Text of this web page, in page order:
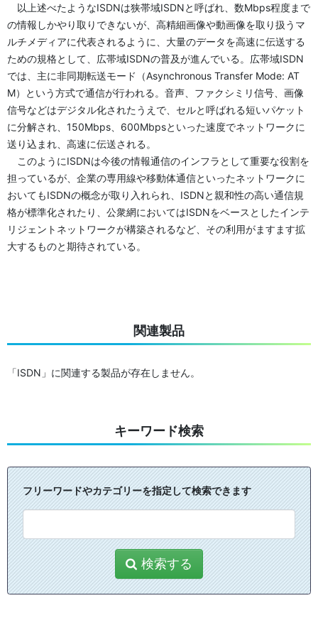
以上述べたようなISDNは狭帯域ISDNと呼ばれ、数Mbps程度まで
の情報しかやり取りできないが、高精細画像や動画像を取り扱うマ
ルチメディアに代表されるように、大量のデータを高速に伝送する
ための規格として、広帯域ISDNの普及が進んでいる。広帯域ISDN
では、主に非同期転送モード（Asynchronous Transfer Mode: AT
M）という方式で通信が行われる。音声、ファクシミリ信号、画像
信号などはデジタル化されたうえで、セルと呼ばれる短いパケット
に分解され、150Mbps、600Mbpsといった速度でネットワークに
送り込まれ、高速に伝送される。
このようにISDNは今後の情報通信のインフラとして重要な役割を
担っているが、企業の専用線や移動体通信といったネットワークに
おいてもISDNの概念が取り入れられ、ISDNと親和性の高い通信規
格が標準化されたり、公衆網においてはISDNをベースとしたインテ
リジェントネットワークが構築されるなど、その利用がますます拡
大するものと期待されている。
関連製品
「ISDN」に関連する製品が存在しません。
キーワード検索
フリーワードやカテゴリーを指定して検索できます
検索する